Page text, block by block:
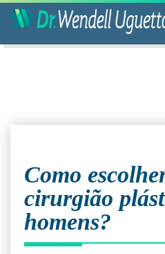
Como
cirurgião
homens?